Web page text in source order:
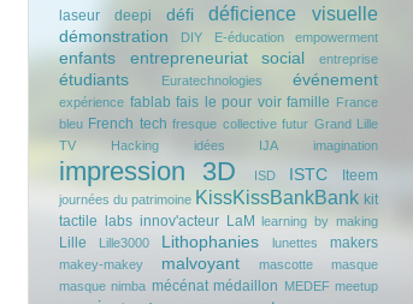
laseur
deepi défi déficience visuelle
démonstration DIY E-éducation empowerment
enfants entrepreneuriat social entreprise
étudiants Euratechnologies événement
expérience fablab fais le pour voir famille France
bleu French tech fresque collective futur Grand Lille
TV
Hacking idées IJA imagination
impression 3D ISD ISTC Iteem
journées du patrimoine KissKissBankBank kit
tactile labs innov'acteur LaM learning by making
Lille Lille3000 Lithophanies lunettes makers
makey-makey malvoyant mascotte
masque
masque nimba mécénat médaillon MEDEF meetup